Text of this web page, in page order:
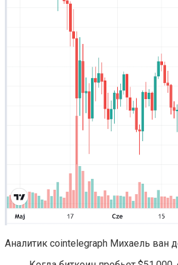
Аналитик cointelegraph Михаель ван